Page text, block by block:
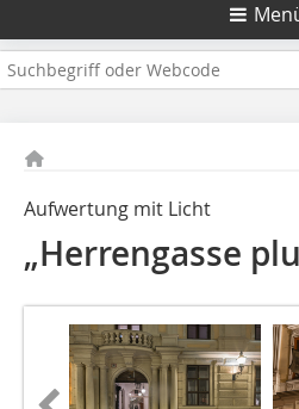
Aufwertung mit Licht
„Herrengasse